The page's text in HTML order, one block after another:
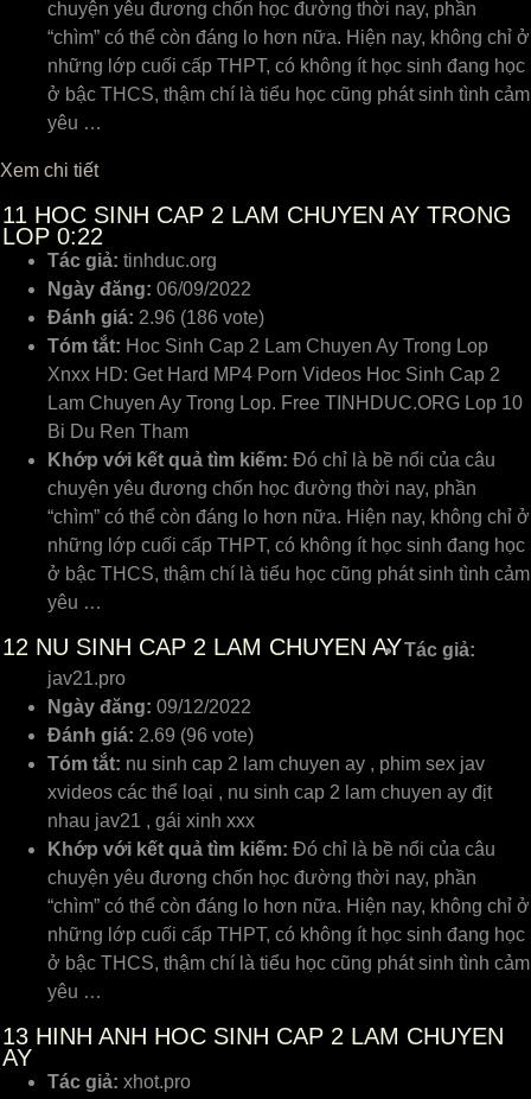
chuyện yêu đương chốn học đường thời nay, phần
“chìm” có thể còn đáng lo hơn nữa. Hiện nay, không chỉ ở
những lớp cuối cấp THPT, có không ít học sinh đang học
ở bậc THCS, thậm chí là tiểu học cũng phát sinh tình cảm
yêu …
Xem chi tiết
11 HOC SINH CAP 2 LAM CHUYEN AY TRONG
LOP 0:22
Tác giả: tinhduc.org
Ngày đăng: 06/09/2022
Đánh giá: 2.96 (186 vote)
Tóm tắt: Hoc Sinh Cap 2 Lam Chuyen Ay Trong Lop
Xnxx HD: Get Hard MP4 Porn Videos Hoc Sinh Cap 2
Lam Chuyen Ay Trong Lop. Free TINHDUC.ORG Lop 10
Bi Du Ren Tham
Khớp với kết quả tìm kiếm: Đó chỉ là bề nổi của câu
chuyện yêu đương chốn học đường thời nay, phần
“chìm” có thể còn đáng lo hơn nữa. Hiện nay, không chỉ ở
những lớp cuối cấp THPT, có không ít học sinh đang học
ở bậc THCS, thậm chí là tiểu học cũng phát sinh tình cảm
yêu …
12 NU SINH CAP 2 LAM CHUYEN AYTác giả:
jav21.pro
Ngày đăng: 09/12/2022
Đánh giá: 2.69 (96 vote)
Tóm tắt: nu sinh cap 2 lam chuyen ay , phim sex jav
xvideos các thể loại , nu sinh cap 2 lam chuyen ay địt
nhau jav21 , gái xinh xxx
Khớp với kết quả tìm kiếm: Đó chỉ là bề nổi của câu
chuyện yêu đương chốn học đường thời nay, phần
“chìm” có thể còn đáng lo hơn nữa. Hiện nay, không chỉ ở
những lớp cuối cấp THPT, có không ít học sinh đang học
ở bậc THCS, thậm chí là tiểu học cũng phát sinh tình cảm
yêu …
13 HINH ANH HOC SINH CAP 2 LAM CHUYEN
AY
Tác giả: xhot.pro